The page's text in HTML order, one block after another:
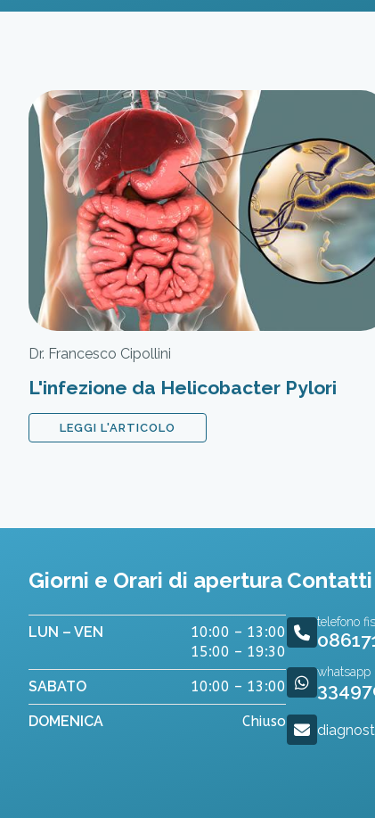
Dr. Francesco Cipollini
L'infezione da Helicobacter Pylori
LEGGI L'ARTICOLO
Giorni e Orari di apertura
LUN – VEN
10:00 – 13:00
15:00 – 19:30
SABATO 10:00 – 13:00
DOMENICA Chiuso
Contatti
telefono
whatsapp